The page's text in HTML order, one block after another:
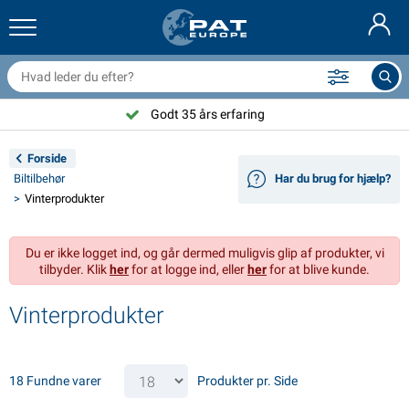
& tilbehør
udstyr til trailer
Belysning
Belysning Aspöck
Belysning Radex
belysning for tilhengere
indvendig
& solprodukter
& 24V tilbehør
og topbetræk
& autocamper udvendig
& bobil invendig
til gas
og beslag
og sjækler
og vedligeholdelse
Brandslukker & brandtæpper
produkter
Nederlands
Deutsch
English
Svenska
Norsk
Godt 35 års erfaring
Forside
Biltilbehør
Vinterprodukter
Har du brug for hjælp?
Du er ikke logget ind, og går dermed muligvis glip af produkter, vi
tilbyder. Klikherfor at logge ind, ellerherfor at blive kunde.
Vinterprodukter
18 Fundne varer Produkter pr. Side